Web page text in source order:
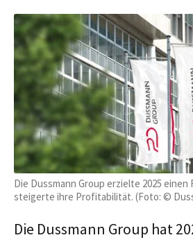
Die Dussmann Group erzielte 2025
steigerte ihre Profitabilität. (Foto: ©
Die Dussmann Group hat